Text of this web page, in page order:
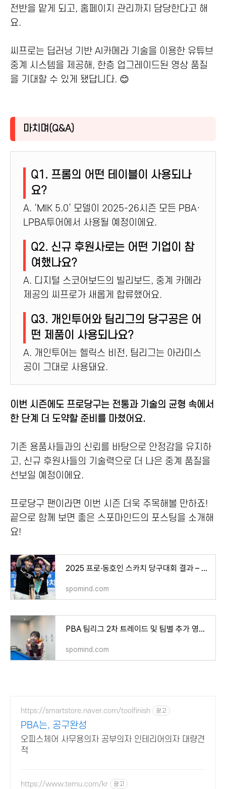
전반을 맡게 되고, 홈페이지 관리까지 담당한다고 해
요.
씨프로는 딥러닝 기반 AI카메라 기술을 이용한 유튜브
중계 시스템을 제공해, 한층 업그레이드된 영상 품질
을 기대할 수 있게 됐답니다. 😊
마치며(Q&A)
Q1. 프롬의 어떤 테이블이 사용되나
요?
A. ‘MIK 5.0’ 모델이 2025-26시즌 모든 PBA·
LPBA투어에서 사용될 예정이에요.
Q2. 신규 후원사로는 어떤 기업이 참
여했나요?
A. 디지털 스코어보드의 빌리보드, 중계 카메라
제공의 씨프로가 새롭게 합류했어요.
Q3. 개인투어와 팀리그의 당구공은 어
떤 제품이 사용되나요?
A. 개인투어는 헬릭스 비전, 팀리그는 아라미스
공이 그대로 사용돼요.
이번 시즌에도 프로당구는 전통과 기술의 균형 속에서
한 단계 더 도약할 준비를 마쳤어요.
기존 용품사들과의 신뢰를 바탕으로 안정감을 유지하
고, 신규 후원사들의 기술력으로 더 나은 중계 품질을
선보일 예정이에요.
프로당구 팬이라면 이번 시즌 더욱 주목해볼 만하죠!
끝으로 함께 보면 좋은 스포마인드의 포스팅을 소개해
요!
2025 프로·동호인 스카치 당구대회 결과 – 최혜미·남윤형 우승 및 상금 정리
spomind.com
PBA 팀리그 2차 트레이드 및 팀별 추가 영입 현황 – 산체스↔최원준 맞교환, 하이원리조트 전지
spomind.com
https://smartstore.naver.com/toolfinish 광고
PBA는, 공구완성
오피스체어 사무용의자 공부의자 인테리어의자 대량견
적
https://www.temu.com/kr 광고